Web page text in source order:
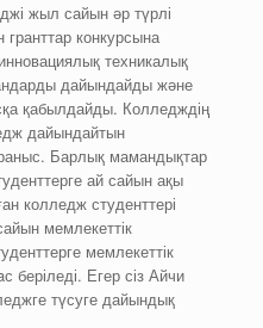
жыл сайын әр түрлі
конкурсына
техникалық
дайындайды және
қабылдайды. Колледждің
дайындайтын
Барлық мамандықтар
ай сайын ақы
колледж студенттері
мемлекеттік
мемлекеттік
беріледі. Егер сіз Айчи
түсуге дайындық